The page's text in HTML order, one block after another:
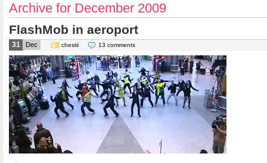
Archive for December 2009
FlashMob in aeroport
31 Dec chestii 13 comments